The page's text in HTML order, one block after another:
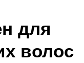
для
волос